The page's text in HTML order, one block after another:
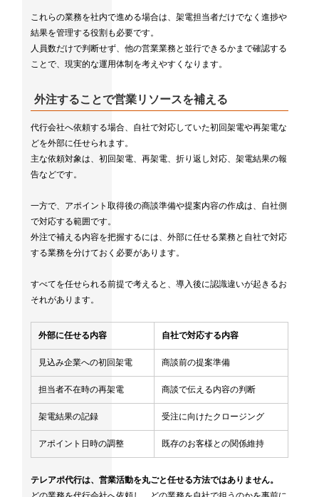
これらの業務を社内で進める場合は、架電担当者だけでなく進捗や
結果を管理する役割も必要です。
人員数だけで判断せず、他の営業業務と並行できるかまで確認する
ことで、現実的な運用体制を考えやすくなります。
外注することで営業リソースを補える
代行会社へ依頼する場合、自社で対応していた初回架電や再架電な
どを外部に任せられます。
主な依頼対象は、初回架電、再架電、折り返し対応、架電結果の報
告などです。
一方で、アポイント取得後の商談準備や提案内容の作成は、自社側
で対応する範囲です。
外注で補える内容を把握するには、外部に任せる業務と自社で対応
する業務を分けておく必要があります。
すべてを任せられる前提で考えると、導入後に認識違いが起きるお
それがあります。
外部に任せる内容 自社で対応する内容
見込み企業への初回架電 商談前の提案準備
担当者不在時の再架電 商談で伝える内容の判断
架電結果の記録 受注に向けたクロージング
アポイント日時の調整 既存のお客様との関係維持
テレアポ代行は、営業活動を丸ごと任せる方法ではありません。